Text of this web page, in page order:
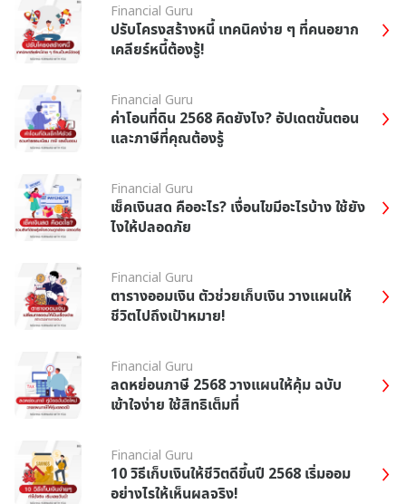
Financial Guru
ปรับโครงสร้างหนี้ เทคนิคง่าย ๆ ที่คนอยาก
เคลียร์หนี้ต้องรู้!
Financial Guru
ค่าโอนที่ดิน 2568 คิดยังไง? อัปเดตขั้นตอน
และภาษีที่คุณต้องรู้
Financial Guru
เช็คเงินสด คืออะไร? เงื่อนไขมีอะไรบ้าง ใช้ยัง
ไงให้ปลอดภัย
Financial Guru
ตารางออมเงิน ตัวช่วยเก็บเงิน วางแผนให้
ชีวิตไปถึงเป้าหมาย!
Financial Guru
ลดหย่อนภาษี 2568 วางแผนให้คุ้ม ฉบับ
เข้าใจง่าย ใช้สิทธิเต็มที่
Financial Guru
10 วิธีเก็บเงินให้ชีวิตดีขึ้นปี 2568 เริ่มออม
อย่างไรให้เห็นผลจริง!